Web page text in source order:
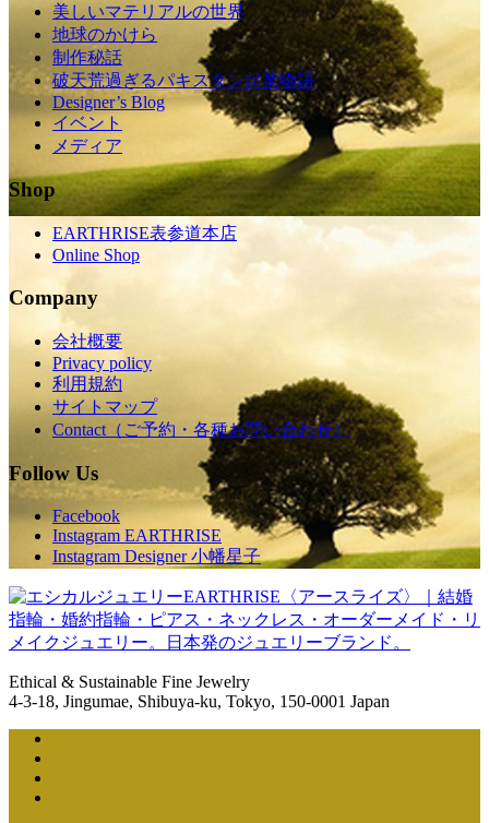
美しいマテリアルの世界
地球のかけら
制作秘話
破天荒過ぎるパキスタン起業物語
Designer’s Blog
イベント
メディア
Shop
EARTHRISE表参道本店
Online Shop
Company
会社概要
Privacy policy
利用規約
サイトマップ
Contact（ご予約・各種お問い合わせ）
Follow Us
Facebook
Instagram EARTHRISE
Instagram Designer 小幡星子
Ethical & Sustainable Fine Jewelry
4-3-18, Jingumae, Shibuya-ku, Tokyo, 150-0001 Japan